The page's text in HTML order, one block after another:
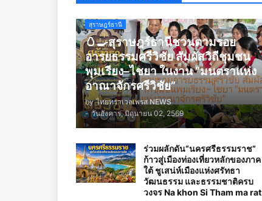
สุราษฎร์ธานี
🥚🍳สุราษฎร์ธานีชวนตามรอย
อารยธรรมศรีวิชัย สัมผัสวิถีชุมชน
พุมเรียง–ไชยา ในงาน “มนตราแห่ง
อาณาจักรศรีวิชัย”
by ไทยทราเวลเพรส NEWS
- วันอังคาร, มิถุนายน 02, 2569
ร่วมผลักดัน“นครศรีธรรมราช”
ก้าวสู่เมืองท่องเที่ยวหลักของภาค
ใต้ ชูเสน่ห์เมืองแห่งศรัทธา
วัฒนธรรม และธรรมชาติครบ
วงจร Na khon Si Tham ma rat